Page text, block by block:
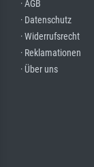
· AGB
· Datenschutz
· Widerrufsrecht
· Reklamationen
· Über uns